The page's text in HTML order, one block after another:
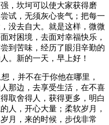
，坎坷可以使大家获得磨
试，无须灰心丧气；把每一
没去自大。就是这样，微微
对困境，去面对幸福快乐，
到苦味，经历了眼泪辛勤的
。新的一天，早上好！
，并不在于你他在哪里，
那边，去享受生活，在不喜
取舍得人，获得更多，明白
人，开心大量；柔软岁月，
月，来的时候，步伐非常